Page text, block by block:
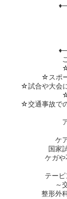
☆ スポ
☆試合や大会
☆交通事故で
ケ
国家
ケガ
テー
～
整形外